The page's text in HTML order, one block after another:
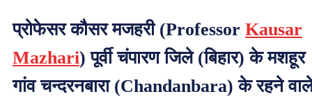
प्रोफेसर कौसर मजहरी (Professor Kausar
Mazhari) पूर्वी चंपारण जिले (बिहार) के मशहूर
गांव चन्दरनबारा (Chandanbara) के रहने